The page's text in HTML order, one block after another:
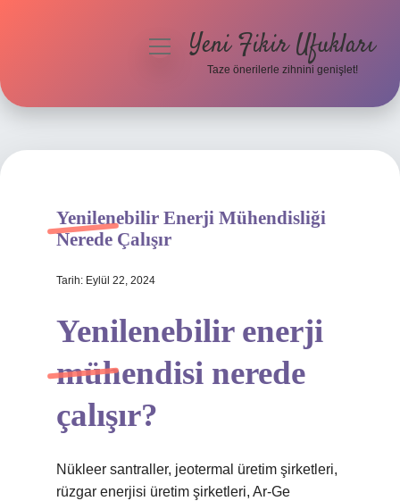
Hakkımızda
menüyüYeni Fikir Ufukları
Taze önerilerle zihnini genişlet!
Yenilenebilir Enerji Mühendisliği
Nerede Çalışır
Tarih: Eylül 22, 2024
Yenilenebilir enerji
mühendisi nerede
çalışır?
Nükleer santraller, jeotermal üretim şirketleri,
rüzgar enerjisi üretim şirketleri, Ar-Ge